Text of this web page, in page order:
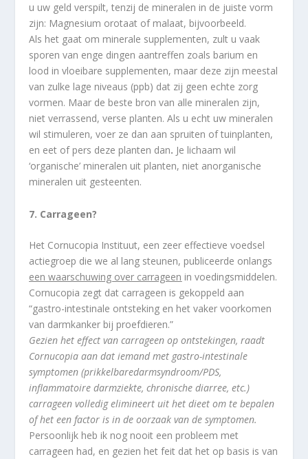
u uw geld verspilt, tenzij de mineralen in de juiste vorm
zijn: Magnesium orotaat of malaat, bijvoorbeeld.
Als het gaat om minerale supplementen, zult u vaak
sporen van enge dingen aantreffen zoals barium en
lood in vloeibare supplementen, maar deze zijn meestal
van zulke lage niveaus (ppb) dat zij geen echte zorg
vormen. Maar de beste bron van alle mineralen zijn,
niet verrassend, verse planten. Als u echt uw mineralen
wil stimuleren, voer ze dan aan spruiten of tuinplanten,
en eet of pers deze planten dan. Je lichaam wil
‘organische’ mineralen uit planten, niet anorganische
mineralen uit gesteenten.
7. Carrageen?
Het Cornucopia Instituut, een zeer effectieve voedsel
actiegroep die we al lang steunen, publiceerde onlangs
een waarschuwing over carrageen in voedingsmiddelen.
Cornucopia zegt dat carrageen is gekoppeld aan
“gastro-intestinale ontsteking en het vaker voorkomen
van darmkanker bij proefdieren.”
Gezien het effect van carrageen op ontstekingen, raadt
Cornucopia aan dat iemand met gastro-intestinale
symptomen (prikkelbaredarmsyndroom/PDS,
inflammatoire darmziekte, chronische diarree, etc.)
carrageen volledig elimineert uit het dieet om te bepalen
of het een factor is in de oorzaak van de symptomen.
Persoonlijk heb ik nog nooit een probleem met
carrageen had, en gezien het feit dat het op basis is van